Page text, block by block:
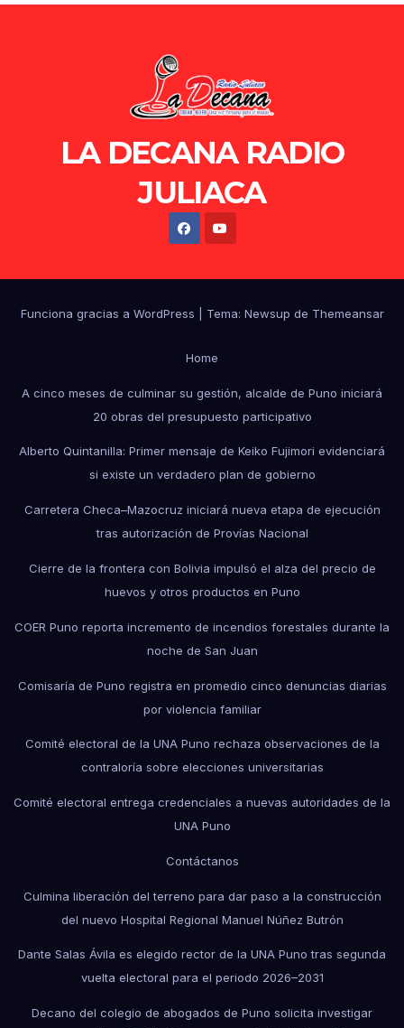
LA DECANA RADIO
JULIACA
Funciona gracias a WordPress Tema: Newsup de Themeansar
Home
A cinco meses de culminar su gestión, alcalde de Puno iniciará
20 obras del presupuesto participativo
Alberto Quintanilla: Primer mensaje de Keiko Fujimori evidenciará
si existe un verdadero plan de gobierno
Carretera Checa–Mazocruz iniciará nueva etapa de ejecución
tras autorización de Provías Nacional
Cierre de la frontera con Bolivia impulsó el alza del precio de
huevos y otros productos en Puno
COER Puno reporta incremento de incendios forestales durante la
noche de San Juan
Comisaría de Puno registra en promedio cinco denuncias diarias
por violencia familiar
Comité electoral de la UNA Puno rechaza observaciones de la
contraloría sobre elecciones universitarias
Comité electoral entrega credenciales a nuevas autoridades de la
UNA Puno
Contáctanos
Culmina liberación del terreno para dar paso a la construcción
del nuevo Hospital Regional Manuel Núñez Butrón
Dante Salas Ávila es elegido rector de la UNA Puno tras segunda
vuelta electoral para el periodo 2026–2031
Decano del colegio de abogados de Puno solicita investigar